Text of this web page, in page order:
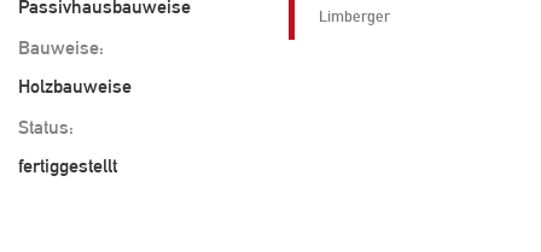
Passivhausbauweise
Bauweise:
Holzbauweise
Status:
fertiggestellt
Limberger